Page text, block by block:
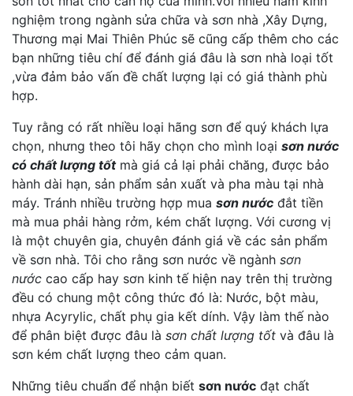
nghiệm trong ngành sửa chữa và sơn nhà ,Xây Dựng,
Thương mại Mai Thiên Phúc sẽ cũng cấp thêm cho các
bạn những tiêu chí để đánh giá đâu là sơn nhà loại tốt
,vừa đảm bảo vấn đề chất lượng lại có giá thành phù
hợp.
Tuy rằng có rất nhiều loại hãng sơn để quý khách lựa
chọn, nhưng theo tôi hãy chọn cho mình loại sơn nước
có chất lượng tốtmà giá cả lại phải chăng, được bảo
hành dài hạn, sản phẩm sản xuất và pha màu tại nhà
máy. Tránh nhiều trường hợp mua sơn nước đắt tiền
mà mua phải hàng rởm, kém chất lượng. Với cương vị
là một chuyên gia, chuyên đánh giá về các sản phẩm
về sơn nhà. Tôi cho rằng sơn nước về ngành sơn
nước cao cấp hay sơn kinh tế hiện nay trên thị trường
đều có chung một công thức đó là: Nước, bột màu,
nhựa Acyrylic, chất phụ gia kết dính. Vậy làm thế nào
để phân biệt được đâu là sơn chất lượng tốt và đâu là
sơn kém chất lượng theo cảm quan.
Những tiêu chuẩn để nhận biết sơn nước đạt chất